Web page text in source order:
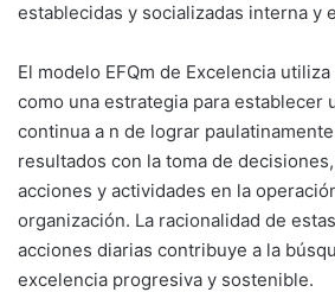
establecidas y socializadas interna y
El modelo EFQm de Excelencia
como una estrategia para establecer
continua a n de lograr
resultados con la toma de
acciones y actividades en la
organización. La racionalidad de
acciones diarias contribuye a la
excelencia progresiva y sostenible.